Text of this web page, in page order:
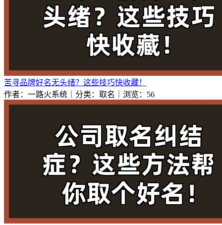
苦寻品牌好名无头绪？这些技巧快收藏！
作者：一路火系统｜分类：取名｜浏览：56